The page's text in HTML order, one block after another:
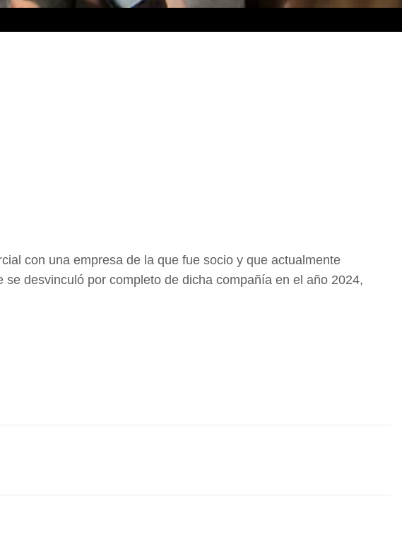
con una empresa de la que fue socio y que actualmente
desvinculó por completo de dicha compañía en el año 2024,